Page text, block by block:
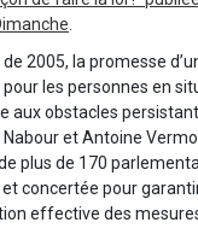
2005, la promesse
les personnes en
aux obstacles
Nabour et Antoine
plus de 170
concertée pour
effective des